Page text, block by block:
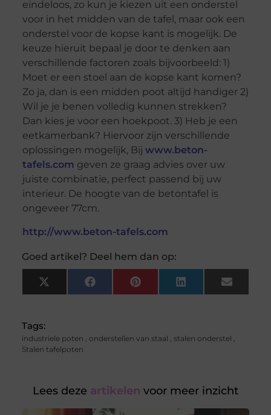
eindeloos, zo kun je kiezen uit een onderstel
voor in het midden van de tafel, maar ook een
onderstel voor de kopse kant is mogelijk. De
keuze hieruit bepaal je door te denken aan
verschillende factoren zoals bijvoorbeeld: 1)
Moet er een stoel aan de kopse kant komen?
Zo ja, dan is een midden poot altijd handiger 2)
Wil je je benen volledig kunnen strekken?
Dan kies je voor een hoekpoot. 3) Heb je een
eetkamerbank? Hiervoor zijn verschillende
oplossingen mogelijk, Bij www.beton-
tafels.com geven ze graag advies over uw
juiste combinatie, perfect passend bij uw
interieur. De hoogte van de betontafel is
ongeveer 77cm.
http://www.beton-tafels.com
Goed artikel? Deel hem dan op:
X
(Twitter)
FacebookPinterest LinkedIn Email
Tags:
industriele poten , onderstellen van staal , stalen onderstel ,
Stalen tafelpoten
Lees deze artikelen voor meer inzicht